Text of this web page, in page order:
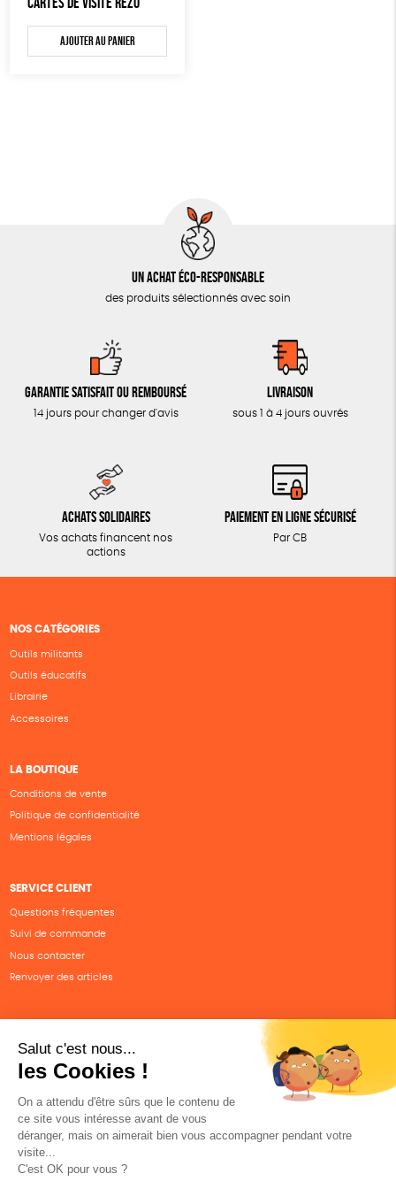
AUTRES OUTILS ÉDUCATIFS
LIVRETS ÉDUCATIFS
Ajouter au panier
Un achat éco-responsable
des produits sélectionnés avec soin
Garantie satisfait ou remboursé
14 jours pour changer d'avis
Livraison
sous 1 à 4 jours ouvrés
Achats solidaires
Vos achats financent nos
actions
Paiement en ligne sécurisé
Par CB
NOS CATÉGORIES
Outils militants
Outils éducatifs
Librairie
Accessoires
LA BOUTIQUE
Conditions de vente
Politique de confidentialité
Mentions légales
SERVICE CLIENT
Questions fréquentes
Suivi de commande
Nous contacter
Renvoyer des articles